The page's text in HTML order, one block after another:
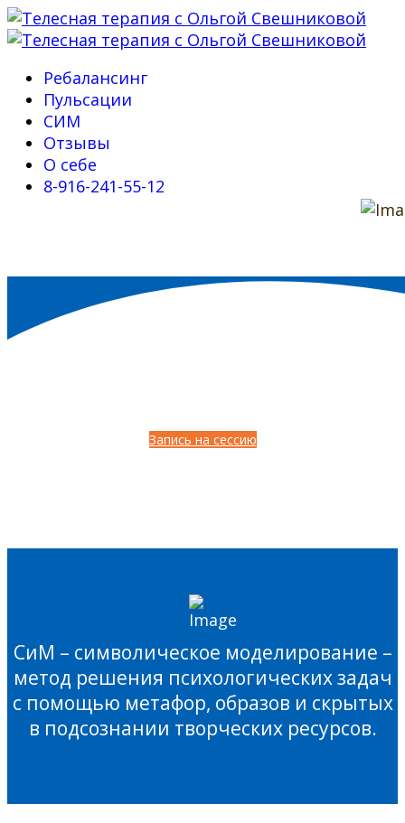
Ребалансинг
Пульсации
СИМ
Отзывы
О себе
8-916-241-55-12
Запись на сессию
СиМ – символическое моделирование –
метод решения психологических задач
с помощью метафор, образов и скрытых
в подсознании творческих ресурсов.